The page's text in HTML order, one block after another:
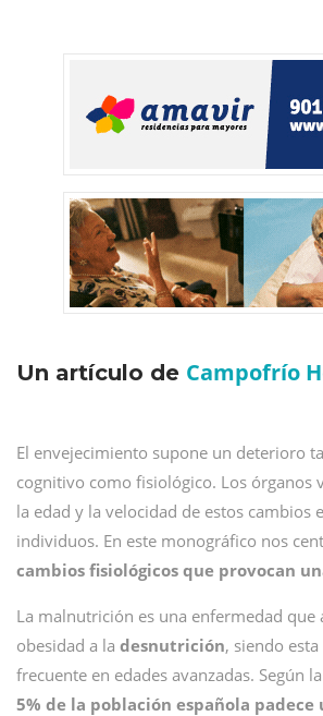
Un artículo de Campofrío
El envejecimiento supone un deterioro
cognitivo como fisiológico. Los órganos
la edad y la velocidad de estos cambios
individuos. En este monográfico nos
cambios fisiológicos que provocan
La malnutrición es una enfermedad que
obesidad a la desnutrición, siendo
frecuente en edades avanzadas. Según la
5% de la población española